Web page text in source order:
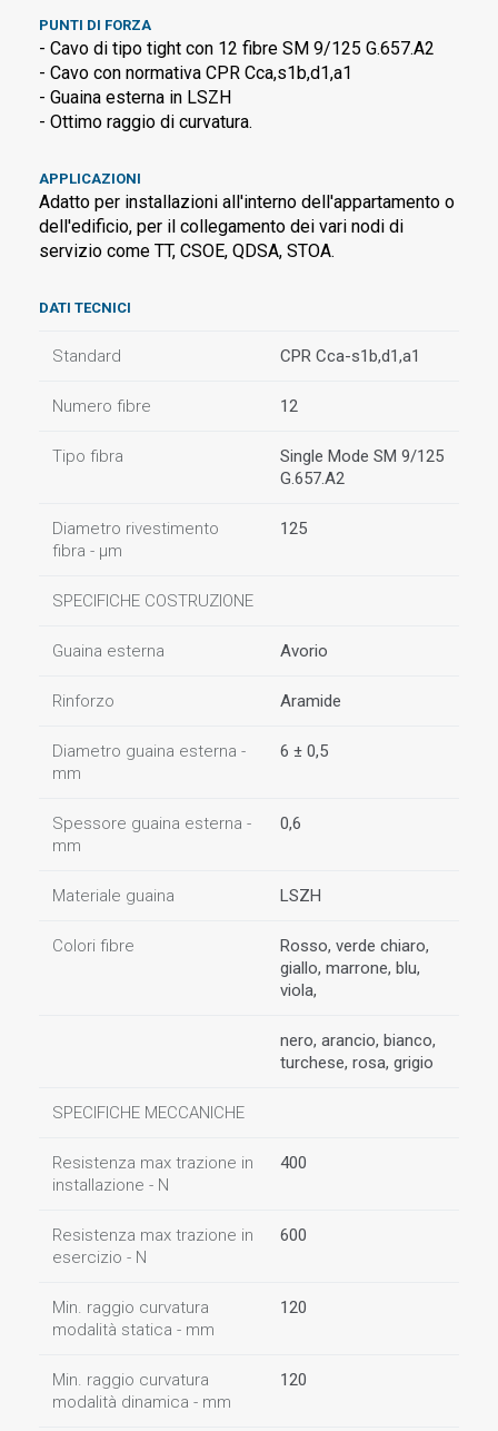
PUNTI DI FORZA
- Cavo di tipo tight con 12 fibre SM 9/125 G.657.A2
- Cavo con normativa CPR Cca,s1b,d1,a1
- Guaina esterna in LSZH
- Ottimo raggio di curvatura.
APPLICAZIONI
Adatto per installazioni all'interno dell'appartamento o
dell'edificio, per il collegamento dei vari nodi di
servizio come TT, CSOE, QDSA, STOA.
DATI TECNICI
Standard CPR Cca-s1b,d1,a1
Numero fibre 12
Tipo fibra
Single Mode SM 9/125
G.657.A2
Diametro rivestimento
fibra - µm
125
SPECIFICHE COSTRUZIONE
Guaina esterna Avorio
Rinforzo Aramide
Diametro guaina esterna -
mm
6 ± 0,5
Spessore guaina esterna -
mm
0,6
Materiale guaina LSZH
Colori fibre
Rosso, verde chiaro,
giallo, marrone, blu,
viola,
nero, arancio, bianco,
turchese, rosa, grigio
SPECIFICHE MECCANICHE
Resistenza max trazione in
installazione - N
400
Resistenza max trazione in
esercizio - N
600
Min. raggio curvatura
modalità statica - mm
120
Min. raggio curvatura
modalità dinamica - mm
120